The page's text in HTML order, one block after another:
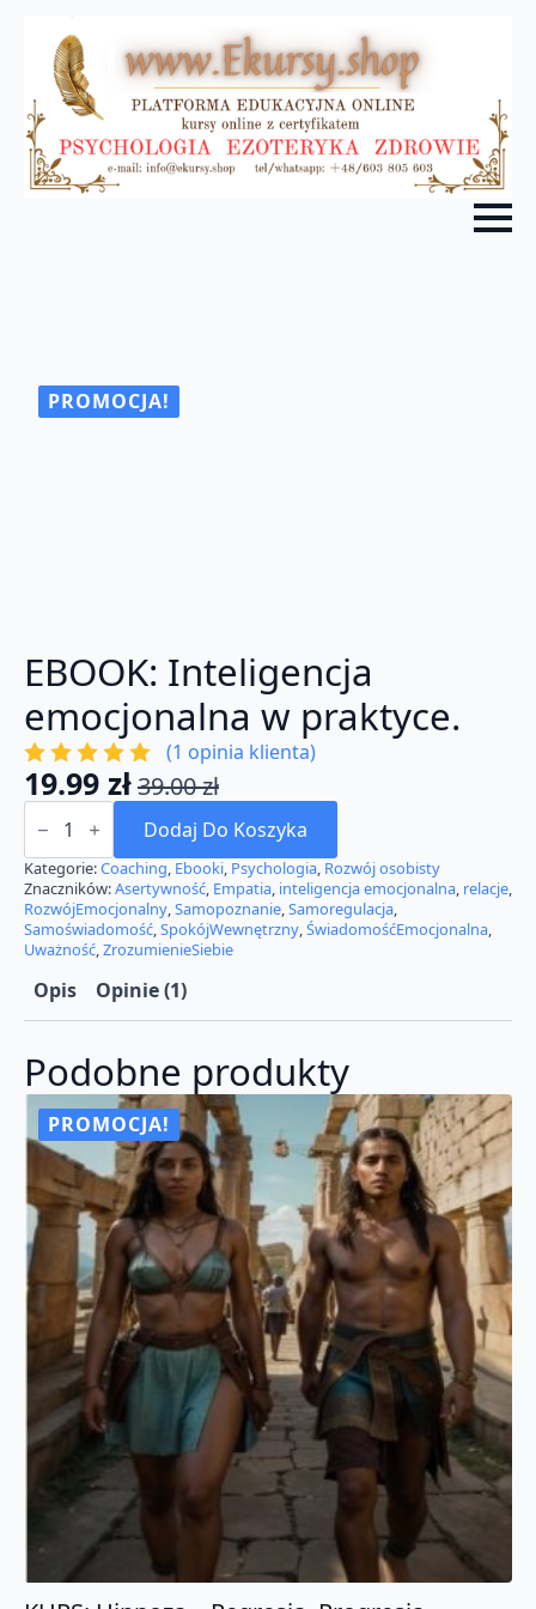
PROMOCJA!
EBOOK: Inteligencja
emocjonalna w praktyce.
(1 opinia klienta)
39.00zł
Pierwotna
cena
wynosiła:
39.00 zł.
19.99 zł
Aktualna
cena
wynosi:
19.99 zł.
ilość
EBOOK:
emocjonalna
w
praktyce.
Dodaj Do Koszyka
Kategorie:Coaching, Ebooki, Psychologia, Rozwój osobisty
Znaczników:Asertywność, Empatia, inteligencja emocjonalna, relacje,
RozwójEmocjonalny,Samopoznanie,Samoregulacja,
Samoświadomość,SpokójWewnętrzny,ŚwiadomośćEmocjonalna,
Uważność,ZrozumienieSiebie
Opis Opinie (1)
Podobne produkty
PROMOCJA!